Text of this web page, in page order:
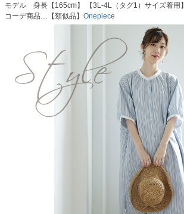
モデル 身長【165cm】 【3L-4L（タグ1）サイズ着用】
コーデ商品…【類似品】 Onepiece